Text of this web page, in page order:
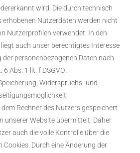
wird. Die durch technisch
erhobenen Nutzerdaten werden nicht
Nutzerprofilen verwendet. In den
auch unser berechtigtes Interesse
der personenbezogenen Daten nach
6 Abs. 1 lit. f DSGVO.
Widerspruchs- und
Rechner des Nutzers gespeichert
unserer Website übermittelt. Daher
auch die volle Kontrolle über die
Cookies. Durch eine Änderung der